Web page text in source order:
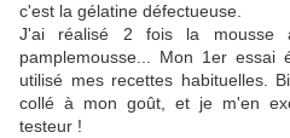
c'est la gélatine défectueuse.
J'ai réalisé 2 fois la mousse
pamplemousse... Mon 1er essai
utilisé mes recettes habituelles.
collé à mon goût, et je m'en
testeur !